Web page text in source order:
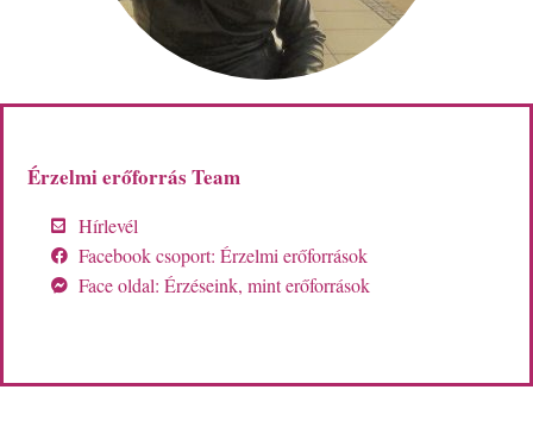
Érzelmi erőforrás Team
Hírlevél
Facebook csoport: Érzelmi erőforrások
Face oldal: Érzéseink, mint erőforrások